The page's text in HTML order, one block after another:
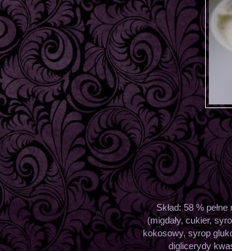
Skład: 58 %
(migdały, cukier,
kokosowy, syrop
diglicerydy